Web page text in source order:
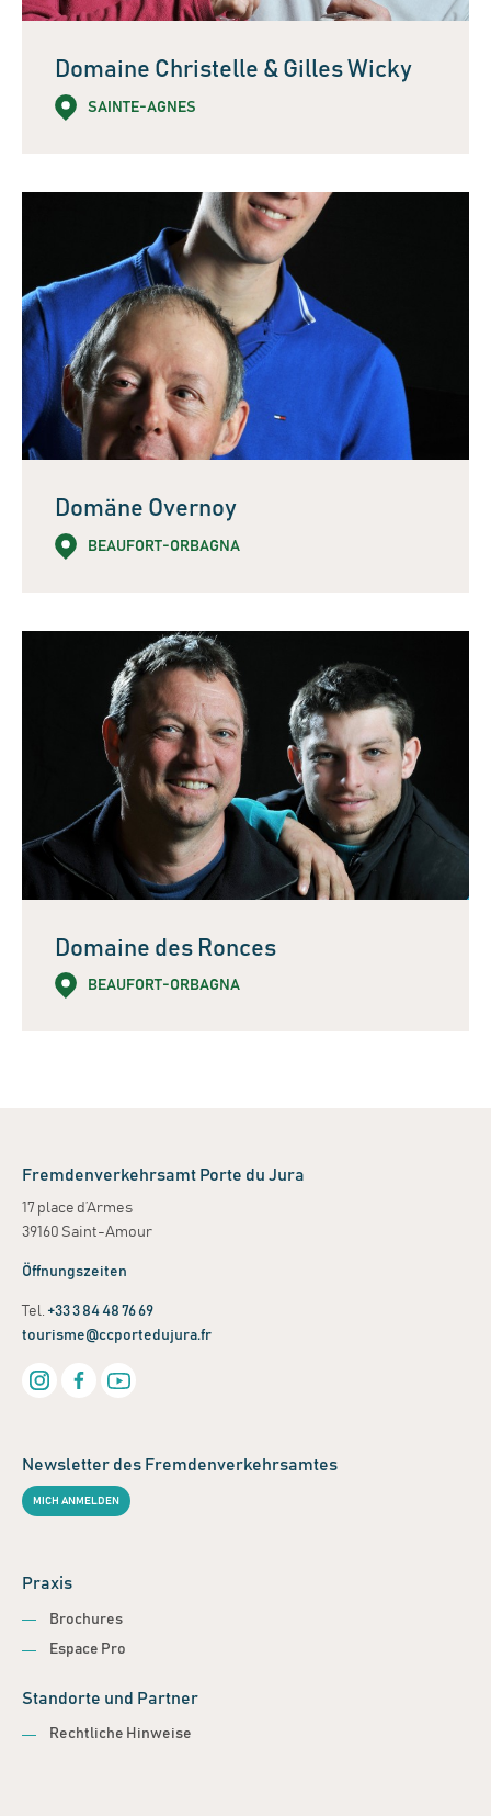
Domaine Christelle & Gilles Wicky
SAINTE-AGNES
Domäne Overnoy
BEAUFORT-ORBAGNA
Domaine des Ronces
BEAUFORT-ORBAGNA
Fremdenverkehrsamt Porte du Jura
17 place d’Armes
39160 Saint-Amour
Öffnungszeiten
Tel. +33 3 84 48 76 69
tourisme@ccportedujura.fr
Newsletter des Fremdenverkehrsamtes
MICH ANMELDEN
Praxis
Brochures
Espace Pro
Standorte und Partner
Rechtliche Hinweise